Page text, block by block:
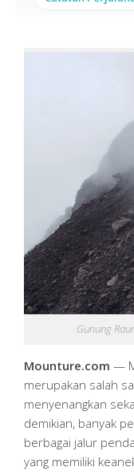
Gunung
Mounture.com —
merupakan salah
menyenangkan
demikian, banyak
berbagai jalur
yang memiliki